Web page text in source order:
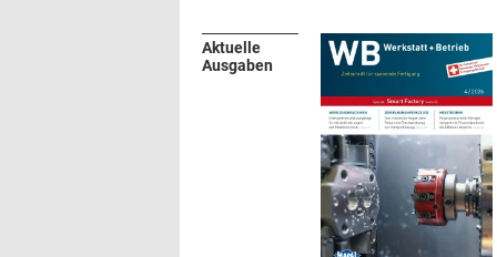
Aktuelle
Ausgaben